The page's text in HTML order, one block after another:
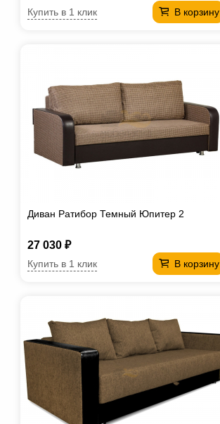
В корзину
Купить в 1 клик
Диван Ратибор Темный Юпитер 2
27 030 ₽
В корзину
Купить в 1 клик